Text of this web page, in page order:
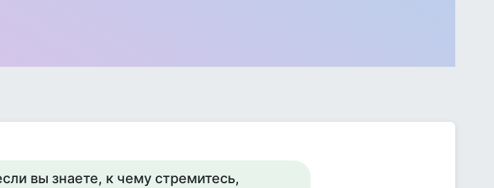
вы знаете, к чему стремитесь,